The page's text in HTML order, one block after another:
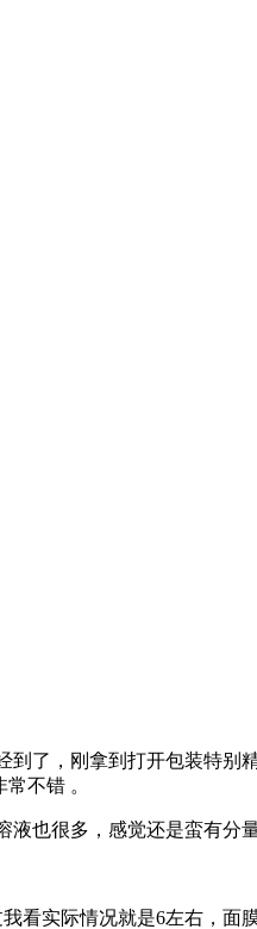
了，刚拿到打开包装特别
不错 。
也很多，感觉还是蛮有分量
看实际情况就是6左右，